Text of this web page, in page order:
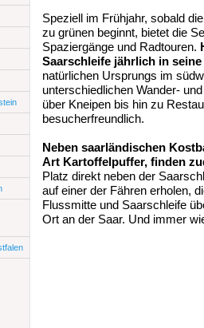
Speziell im Frühjahr, sobald
zu grünen beginnt, bietet die
Spaziergänge und Radtouren.
Saarschleife jährlich in
natürlichen Ursprungs im
unterschiedlichen Wander-
über Kneipen bis hin zu
besucherfreundlich.
Neben saarländischen
Art Kartoffelpuffer, finden
Platz direkt neben der
auf einer der Fähren erholen,
Flussmitte und Saarschleife
Ort an der Saar. Und immer